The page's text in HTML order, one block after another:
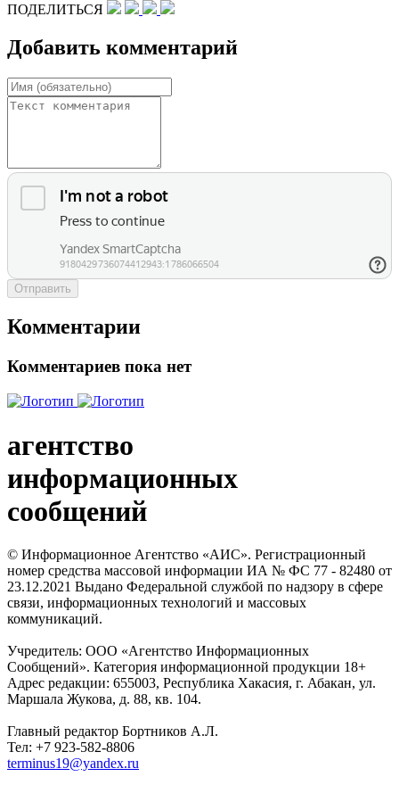
ПОДЕЛИТЬСЯ
Добавить комментарий
Отправить
Комментарии
Комментариев пока нет
агентство
информационных
сообщений
© Информационное Агентство «АИС». Регистрационный
номер средства массовой информации ИА № ФС 77 - 82480 от
23.12.2021 Выдано Федеральной службой по надзору в сфере
связи, информационных технологий и массовых
коммуникаций.
Учредитель: ООО «Агентство Информационных
Сообщений». Категория информационной продукции 18+
Адрес редакции: 655003, Республика Хакасия, г. Абакан, ул.
Маршала Жукова, д. 88, кв. 104.
Главный редактор Бортников А.Л.
Тел: +7 923-582-8806
terminus19@yandex.ru